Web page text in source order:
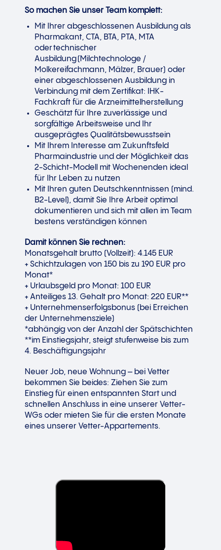
So machen Sie unser Team komplett:
Mit Ihrer abgeschlossenen Ausbildung als
Pharmakant, CTA, BTA, PTA, MTA
oder technischer
Ausbildung (Milchtechnologe /
Molkereifachmann, Mälzer, Brauer) oder
einer abgeschlossenen Ausbildung in
Verbindung mit dem Zertifikat: IHK-
Fachkraft für die Arzneimittelherstellung
Geschätzt für Ihre zuverlässige und
sorgfältige Arbeitsweise und Ihr
ausgeprägtes Qualitätsbewusstsein
Mit Ihrem Interesse am Zukunftsfeld
Pharmaindustrie und der Möglichkeit das
2-Schicht-Modell mit Wochenenden ideal
für Ihr Leben zu nutzen
Mit Ihren guten Deutschkenntnissen (mind.
B2-Level), damit Sie Ihre Arbeit optimal
dokumentieren und sich mit allen im Team
bestens verständigen können
Damit können Sie rechnen:
Monatsgehalt brutto (Vollzeit): 4.145 EUR
+ Schichtzulagen von 150 bis zu 190 EUR pro
Monat*
+ Urlaubsgeld pro Monat: 100 EUR
+ Anteiliges 13. Gehalt pro Monat: 220 EUR**
+ Unternehmenserfolgsbonus (bei Erreichen
der Unternehmensziele)
*abhängig von der Anzahl der Spätschichten
**im Einstiegsjahr, steigt stufenweise bis zum
4. Beschäftigungsjahr
Neuer Job, neue Wohnung – bei Vetter
bekommen Sie beides: Ziehen Sie zum
Einstieg für einen entspannten Start und
schnellen Anschluss in eine unserer Vetter-
WGs oder mieten Sie für die ersten Monate
eines unserer Vetter-Appartements.